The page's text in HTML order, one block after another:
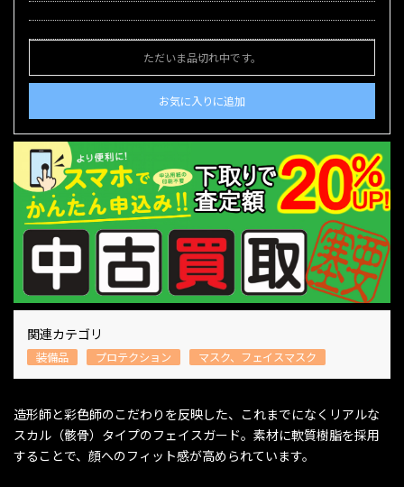
ただいま品切れ中です。
お気に入りに追加
関連カテゴリ
装備品 プロテクション マスク、フェイスマスク
造形師と彩色師のこだわりを反映した、これまでになくリアルな
スカル（骸骨）タイプのフェイスガード。素材に軟質樹脂を採用
することで、顔へのフィット感が高められています。